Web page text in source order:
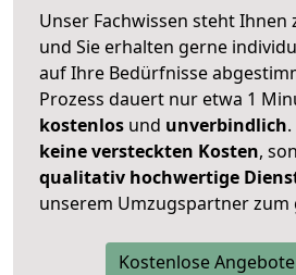
Unser Fachwissen steht
und Sie erhalten gerne
auf Ihre Bedürfnisse
Prozess dauert nur etwa 1
kostenlos und unverbindlich
keine versteckten Kosten,
qualitativ hochwertige
unserem Umzugspartner zum
Kostenlose